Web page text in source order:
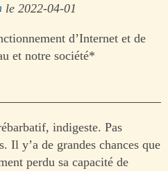
le 2022-04-01
d’Internet et de
et notre société*
indigeste. Pas
Il y’a de grandes chances que
perdu sa capacité de